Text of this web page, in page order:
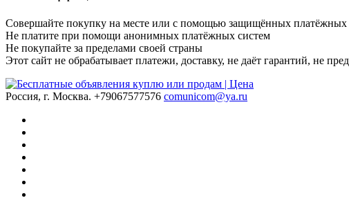
Совершайте покупку на месте или с помощью защищённых платёжных
Не платите при помощи анонимных платёжных систем
Не покупайте за пределами своей страны
Этот сайт не обрабатывает платежи, доставку, не даёт гарантий, не
Россия, г. Москва. +79067577576 comunicom@ya.ru